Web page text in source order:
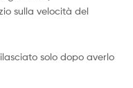
sulla velocità del
solo dopo averlo